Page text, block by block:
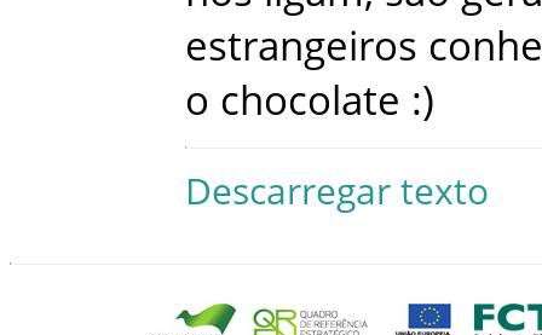
estrangeiros
o chocolate :)
Descarregar texto